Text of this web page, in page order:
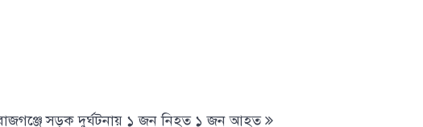
সড়ক দুর্ঘটনায় ১ জন নিহত ১ জন আহত